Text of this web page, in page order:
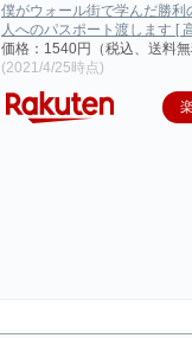
僕がウォール街で学んだ勝利
人へのパスポート渡します [
価格：1540円（税込、送料
(2021/4/25時点)